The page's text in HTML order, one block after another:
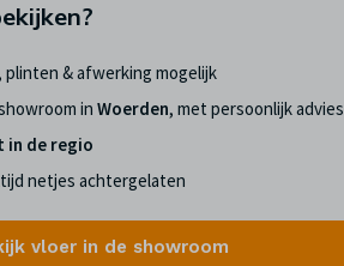
& afwerking mogelijk
inWoerden, met persoonlijk advies
in de regio
netjes achtergelaten
vloer in de showroom